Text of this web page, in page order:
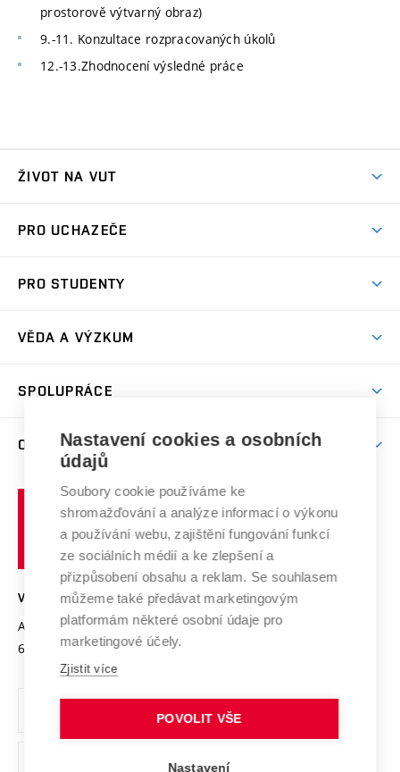
prostorově výtvarný obraz)
9.-11. Konzultace rozpracovaných úkolů
12.-13.Zhodnocení výsledné práce
ŽIVOT NA VUT
Koleje
Sport na VUT
PRO UCHAZEČE
Dny otevřených dveří
Celoživotní vzdělávání
E-přihláška
PRO STUDENTY
Harmonogram akademického roku
Závěrečné práce
Doktorské studium
Zpracování osobních údajů studentů
Sociální bezpečí
Studium bez bariér
Podpora podnikání
VĚDA A VÝZKUM
Mezinárodní vědecká rada
Systém zajišťování kvality výzkumu
Výzkumné infrastruktury
Transfer znalostí
Open Science
Projekty
Projekty ze strukturálních fondů
Specifický výzkum
SPOLUPRÁCE
Zahraniční spolupráce
Spolupráce se školami
Služby univerzity
Mezinárodní dohody
Univerzitní sítě
O UNIVERZITĚ
Profil univerzity
Udržitelná univerzita
Podnikavá univerzita / ContriBUTe
Bezpečná univerzita
Vyznamenání
Organizační struktura
Ochrana osobních údajů
učení
technické
VYSOKÉ UČENÍ TECHNICKÉ V BRNĚ
Antonínská 548/1
602 00 Brno
www.vut.cz
vut@vutbr.cz
Nastavení cookies a osobních
údajů
Soubory cookie používáme ke
shromažďování a analýze informací o výkonu
a používání webu, zajištění fungování funkcí
ze sociálních médií a ke zlepšení a
přizpůsobení obsahu a reklam. Se souhlasem
můžeme také předávat marketingovým
platformám některé osobní údaje pro
marketingové účely.
Zjistit více
POVOLIT VŠE
Nastavení